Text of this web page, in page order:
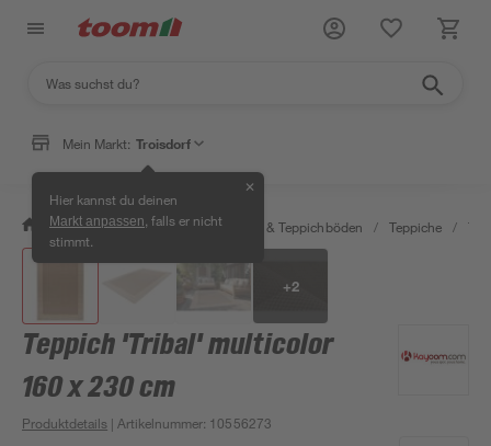
Mein Markt: Troisdorf
Hier kannst du deinen
Markt anpassen , falls er nicht
stimmt.
✕
/ Wohnen & Haushalt / Teppiche & Teppichböden / Teppiche /
+2
Teppich 'Tribal' multicolor
160 x 230 cm
Produktdetails | Artikelnummer: 10556273